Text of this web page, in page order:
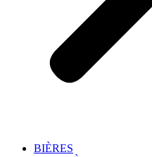
BIÈRES